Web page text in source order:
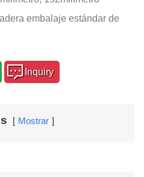
embalaje estándar de
Inquiry
Mostrar